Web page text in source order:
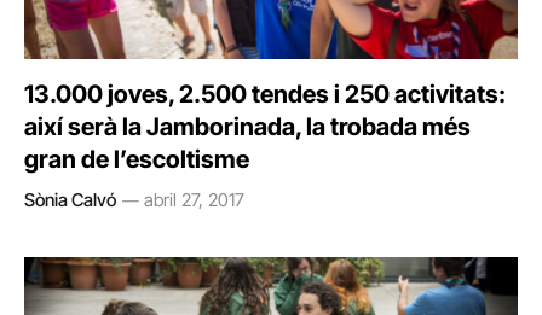
13.000 joves, 2.500 tendes i 250 activitats:
així serà la Jamborinada, la trobada més
gran de l’escoltisme
Sònia Calvó abril 27, 2017